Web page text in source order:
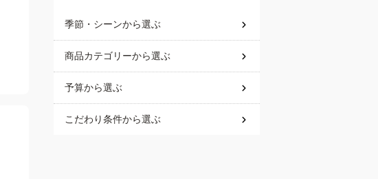
季節・シーンから選ぶ
商品カテゴリーから選ぶ
予算から選ぶ
こだわり条件から選ぶ